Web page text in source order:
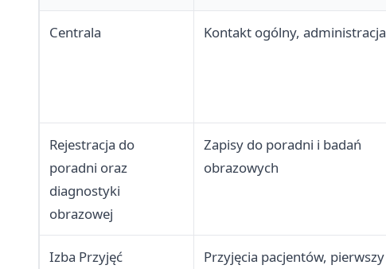
Centrala Kontakt ogólny, administracja
Rejestracja do
poradni oraz
diagnostyki
obrazowej
Zapisy do poradni i badań
obrazowych
Izba Przyjęć
Przyjęcia pacjentów, pierwszy